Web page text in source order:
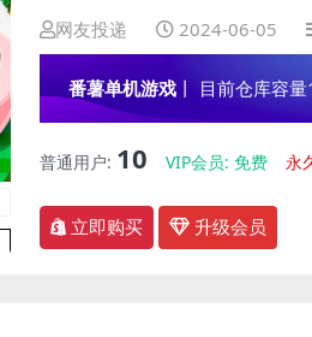
网友投递 2024-06-05
番薯单机游戏 丨 目前仓库容
普通用户: 10 VIP会员:免费 永
立即购买 升级会员